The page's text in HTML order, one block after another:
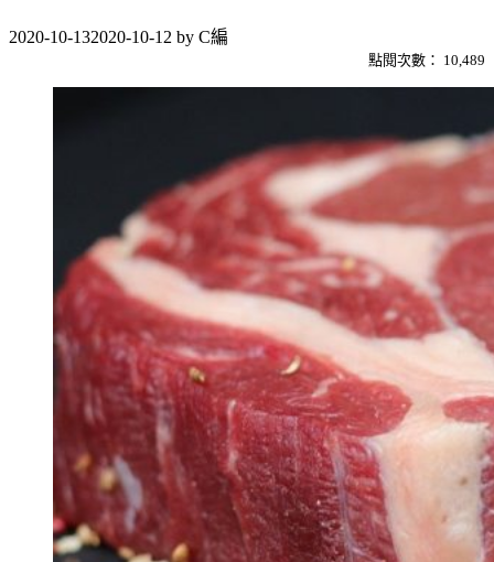
2020-10-132020-10-12 by C編
點閱次數： 10,489